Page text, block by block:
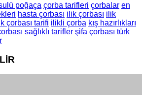
poğaça çorba tarifleri çorbalar en
hasta çorbası ilik çorbası ilik
çorbası tarifi ilikli çorba kış hazırlıkları
sağlıklı tarifler şifa çorbası türk